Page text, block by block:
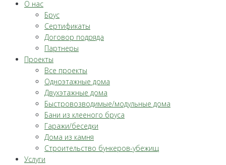
О нас
Брус
Сертификаты
Договор подряда
Партнеры
Проекты
Все проекты
Одноэтажные дома
Двухэтажные дома
Быстровозводимые/модульные дома
Бани из клееного бруса
Гаражи/беседки
Дома из камня
Строительство бункеров-убежищ
Услуги